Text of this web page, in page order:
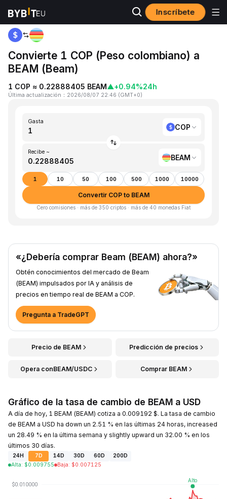
Inscríbete
Inicio COP to BEAM
Convierte 1 COP (Peso colombiano) a
BEAM (Beam)
1 COP ≈ 0.22888405 BEAM▲+0.94%24h
Última actualización ： 2026/08/07 22:46 (GMT+0)
Gasta
COP
Recibe ~
BEAM
1 10 50 100 500 1000 10000
Convertir COP to BEAM
Cero comisiones · más de 350 criptos · más de 40 monedas Fiat
«¿Debería comprar Beam (BEAM) ahora?»
Obtén conocimientos del mercado de Beam
(BEAM) impulsados por IA y análisis de
precios en tiempo real de BEAM a COP.
Pregunta a TradeGPT
Precio de BEAM Predicción de precios
Opera conBEAM/USDC Comprar BEAM
Gráfico de la tasa de cambio de BEAM a USD
A día de hoy, 1 BEAM (BEAM) cotiza a 0.009192 $. La tasa de cambio
de BEAM a USD ha down un 2.51 % en las últimas 24 horas, increased
un 28.49 % en la última semana y slightly upward un 32.00 % en los
últimos 30 días.
24H 7D 14D 30D 60D
200D
Alta: $0.009755 Baja: $0.007125